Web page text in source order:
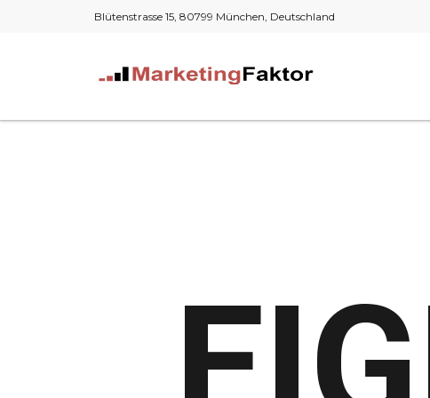
Blütenstrasse 15, 80799 München, Deutschland